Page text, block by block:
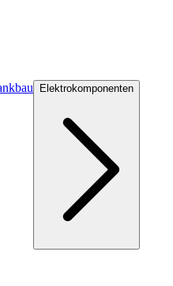
Elektrokomponenten